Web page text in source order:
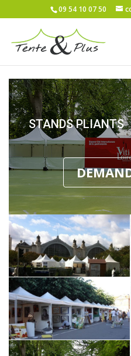
09 54 10 07 50
STANDS PLIANTS